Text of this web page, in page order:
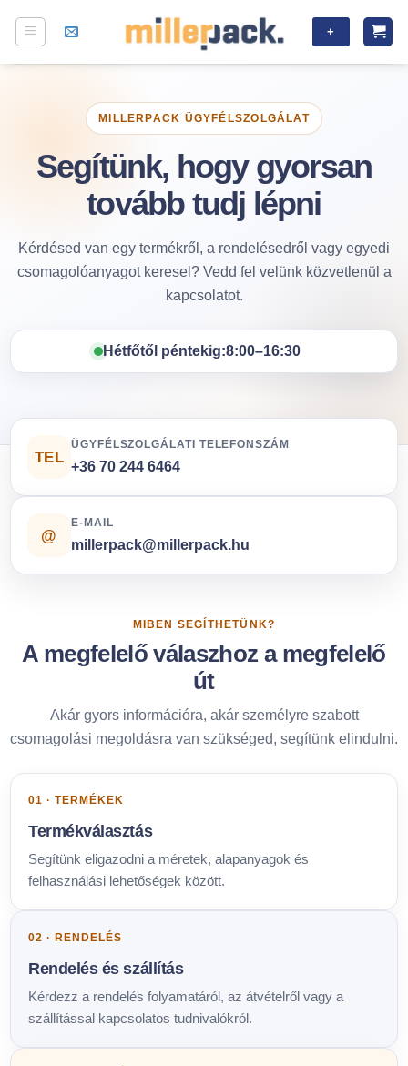
+
MILLERPACK ÜGYFÉLSZOLGÁLAT
Segítünk, hogy gyorsan
tovább tudj lépni
Kérdésed van egy termékről, a rendelésedről vagy egyedi
csomagolóanyagot keresel? Vedd fel velünk közvetlenül a
kapcsolatot.
Hétfőtől péntekig:8:00–16:30
TEL
ÜGYFÉLSZOLGÁLATI TELEFONSZÁM
+36 70 244 6464
@
E-MAIL
millerpack@millerpack.hu
MIBEN SEGÍTHETÜNK?
A megfelelő válaszhoz a megfelelő
út
Akár gyors információra, akár személyre szabott
csomagolási megoldásra van szükséged, segítünk elindulni.
01 · TERMÉKEK
Termékválasztás
Segítünk eligazodni a méretek, alapanyagok és
felhasználási lehetőségek között.
02 · RENDELÉS
Rendelés és szállítás
Kérdezz a rendelés folyamatáról, az átvételről vagy a
szállítással kapcsolatos tudnivalókról.